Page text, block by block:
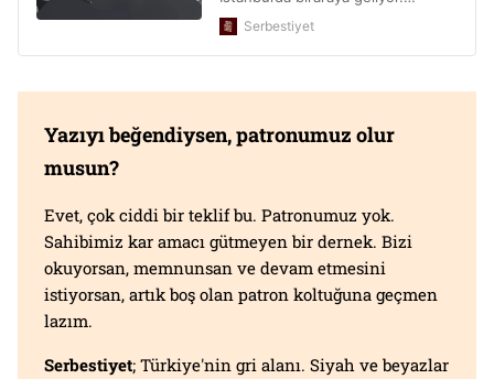
Yazıyı beğendiysen, patronumuz olur
musun?
Evet, çok ciddi bir teklif bu. Patronumuz yok.
Sahibimiz kar amacı gütmeyen bir dernek. Bizi
okuyorsan, memnunsan ve devam etmesini
istiyorsan, artık boş olan patron koltuğuna geçmen
lazım.
Serbestiyet; Türkiye'nin gri alanı. Siyah ve beyazlar